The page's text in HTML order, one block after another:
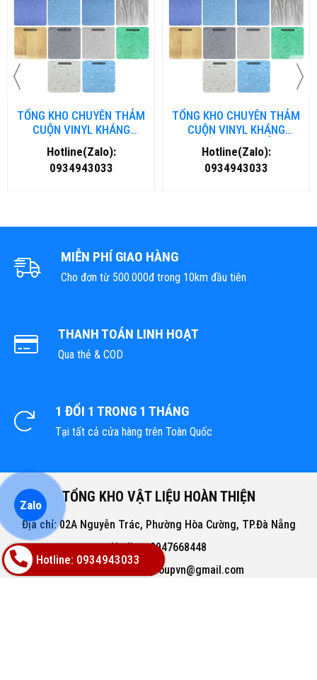
TỔNG KHO CHUYÊN THẢM
CUỘN VINYL KHÁNG
KHUẨN TẠI NHA TRANG
Hotline(Zalo):
0934943033
TỔNG KHO CHUYÊN THẢM
CUỘN VINYL KHÁNG
KHUẨN TẠI ĐÀ NẴNG
Hotline(Zalo):
0934943033
MIỄN PHÍ GIAO HÀNG
Cho đơn từ 500.000đ trong 10km đầu tiên
THANH TOÁN LINH HOẠT
Qua thẻ & COD
1 ĐỔI 1 TRONG 1 THÁNG
Tại tất cả cửa hàng trên Toàn Quốc
TỔNG KHO VẬT LIỆU HOÀN THIỆN
Địa chỉ: 02A Nguyễn Trác, Phường Hòa Cường, TP.Đà Nẵng
Hotline: 0947668448
Email: bachphatgroupvn@gmail.com
Hotline: 0934943033
Zalo